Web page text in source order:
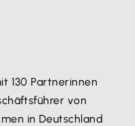
130 Partnerinnen
von
in Deutschland